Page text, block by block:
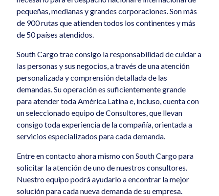
pequeñas, medianas y grandes corporaciones. Son más
de 900 rutas que atienden todos los continentes y más
de 50 países atendidos.
South Cargo trae consigo la responsabilidad de cuidar a
las personas y sus negocios, a través de una atención
personalizada y comprensión detallada de las
demandas. Su operación es suficientemente grande
para atender toda América Latina e, incluso, cuenta con
un seleccionado equipo de Consultores, que llevan
consigo toda experiencia de la compañía, orientada a
servicios especializados para cada demanda.
Entre en contacto ahora mismo con South Cargo para
solicitar la atención de uno de nuestros consultores.
Nuestro equipo podrá ayudarlo a encontrar la mejor
solución para cada nueva demanda de su empresa.